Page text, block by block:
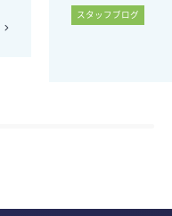
スタッフブログ